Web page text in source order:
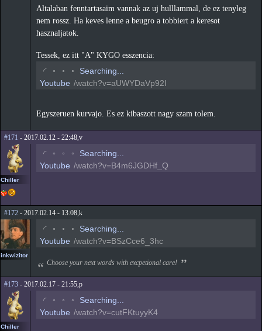
Altalaban fenntartasaim vannak az uj hulllammal, de ez tenyleg
nem rossz. Ha keves lenne a beugro a tobbiert a keresot
hasznaljatok.
Tessek, ez itt "A" KYGO esszencia:
◡ ◦ ◦ ◦
Searching...
Youtube /watch?v=aUWYDaVp92I
Egyszeruen kurvajo. Es ez kibaszott nagy szam tolem.
#171 - 2017.02.12 - 22:48,v
Chiller
◡ ◦ ◦ ◦
Searching...
Youtube /watch?v=B4m6JGDHf_Q
#172 - 2017.02.14 - 13:08,k
inkwizitor
◡ ◦ ◦ ◦
Searching...
Youtube /watch?v=BSzCce6_3hc
Choose your next words with excpetional care!
#173 - 2017.02.17 - 21:55,p
Chiller
◡ ◦ ◦ ◦
Searching...
Youtube /watch?v=cutFKtuyyK4